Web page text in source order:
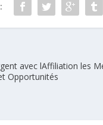
avec lAffiliation les
Opportunités